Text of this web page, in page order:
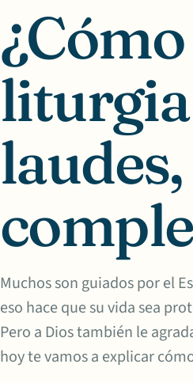
liturgia
Muchos son guiados por el
eso hace que su vida sea
Pero a Dios también le
hoy te vamos a explicar